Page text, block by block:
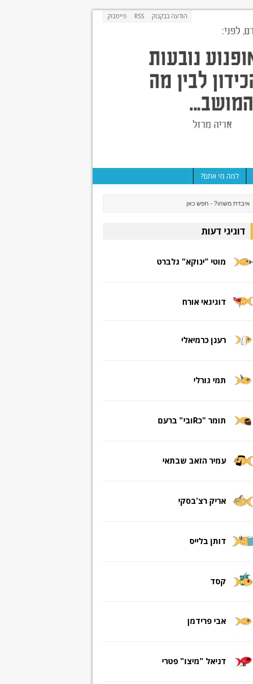
הודעה בבקבוק RSS פייסבוק
למה מי אתם?
דוגיגי דעות
מוטי "ינוקא" גלברט
דוגיגאי אורח
רענן כרמיאלי
תמי גורלי
תומר "כRובי" ברעם
עמיר הזאב שבתאי
אריק רצ'בסקי
דותן בלייס
קסד
אבי פרידמן
דניאל "מיצו" פטרי